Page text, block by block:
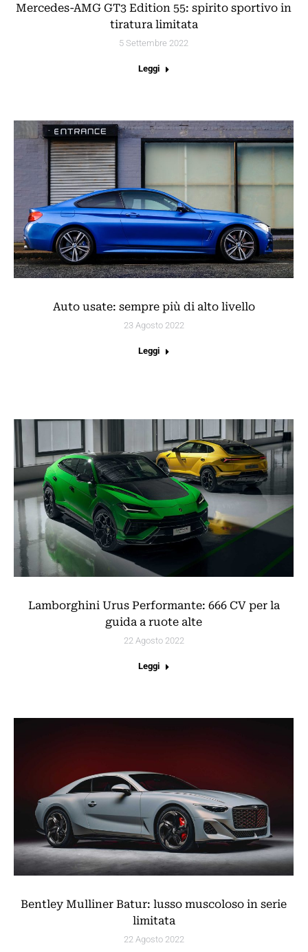
Mercedes-AMG GT3 Edition 55: spirito sportivo in
tiratura limitata
5 Settembre 2022
Leggi
Auto usate: sempre più di alto livello
23 Agosto 2022
Leggi
Lamborghini Urus Performante: 666 CV per la
guida a ruote alte
22 Agosto 2022
Leggi
Bentley Mulliner Batur: lusso muscoloso in serie
limitata
22 Agosto 2022